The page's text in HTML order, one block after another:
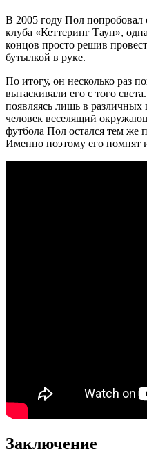
В 2005 году Пол попробовал
клуба «Кеттеринг Таун»,
концов просто решив
бутылкой в руке.
По итогу, он несколько раз
вытаскивали его с того
появляясь лишь в различных
человек веселящий
футбола Пол остался тем же
Именно поэтому его помнят
Заключение